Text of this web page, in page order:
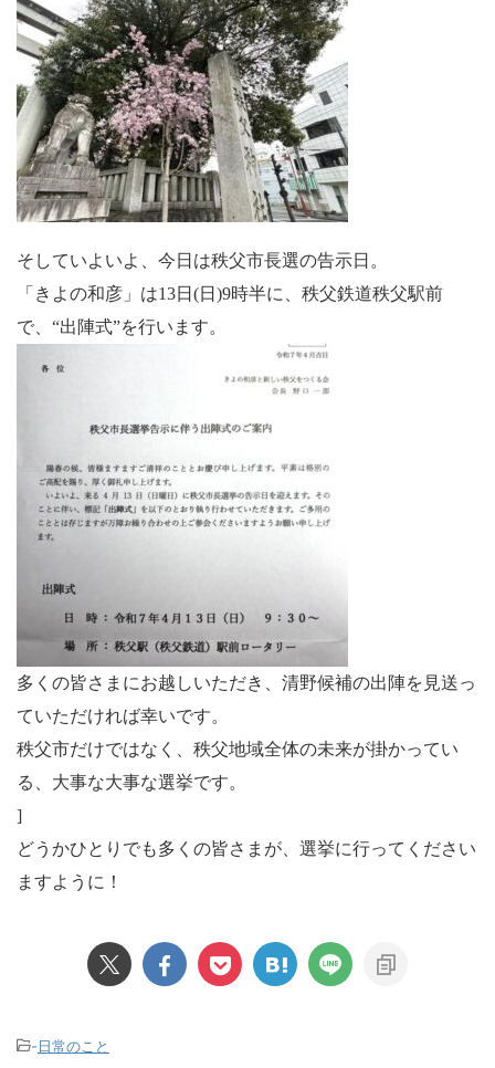
そしていよいよ、今日は秩父市長選の告示日。
「きよの和彦」は13日(日)9時半に、秩父鉄道秩父駅前
で、“出陣式”を行います。
多くの皆さまにお越しいただき、清野候補の出陣を見送っ
ていただければ幸いです。
秩父市だけではなく、秩父地域全体の未来が掛かってい
る、大事な大事な選挙です。
]
どうかひとりでも多くの皆さまが、選挙に行ってください
ますように！
-日常のこと